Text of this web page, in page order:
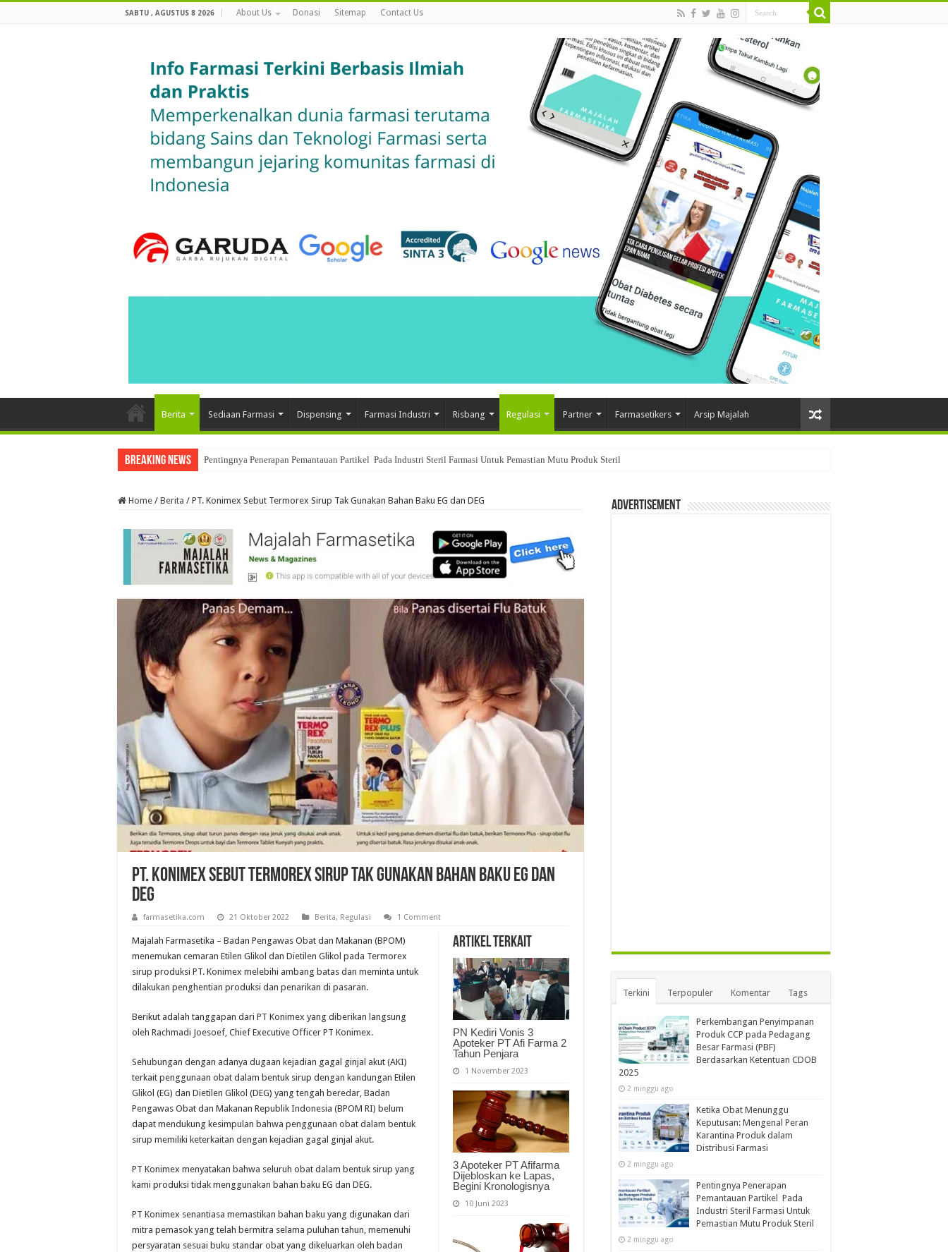
SABTU , AGUSTUS 8 2026 About Us Donasi Sitemap Contact Us
Berita Sediaan Farmasi Dispensing Farmasi Industri Risbang Regulasi Partner Farmasetikers Arsip Majalah
Breaking News Pentingnya Penerapan Pemantauan Partikel Pada Industri Steril Farmasi Untuk Pemastian Mutu Produk Steril
Penerapan Data Integrity Dalam Sistem Quality Control Di Industri Farmasi
Home / Berita / PT. Konimex Sebut Termorex Sirup Tak Gunakan Bahan Baku EG dan DEG
PT. Konimex Sebut Termorex Sirup Tak Gunakan Bahan Baku EG dan
DEG
farmasetika.com 21 Oktober 2022 Berita, Regulasi 1 Comment
Artikel Terkait
PN Kediri Vonis 3
Apoteker PT Afi Farma 2
Tahun Penjara
1 November 2023
3 Apoteker PT Afifarma
Dijebloskan ke Lapas,
Begini Kronologisnya
10 Juni 2023
Majalah Farmasetika – Badan Pengawas Obat dan Makanan (BPOM)
menemukan cemaran Etilen Glikol dan Dietilen Glikol pada Termorex
sirup produksi PT. Konimex melebihi ambang batas dan meminta untuk
dilakukan penghentian produksi dan penarikan di pasaran.
Berikut adalah tanggapan dari PT Konimex yang diberikan langsung
oleh Rachmadi Joesoef, Chief Executive Officer PT Konimex.
Sehubungan dengan adanya dugaan kejadian gagal ginjal akut (AKI)
terkait penggunaan obat dalam bentuk sirup dengan kandungan Etilen
Glikol (EG) dan Dietilen Glikol (DEG) yang tengah beredar, Badan
Pengawas Obat dan Makanan Republik Indonesia (BPOM RI) belum
dapat mendukung kesimpulan bahwa penggunaan obat dalam bentuk
sirup memiliki keterkaitan dengan kejadian gagal ginjal akut.
PT Konimex menyatakan bahwa seluruh obat dalam bentuk sirup yang
kami produksi tidak menggunakan bahan baku EG dan DEG.
PT Konimex senantiasa memastikan bahan baku yang digunakan dari
mitra pemasok yang telah bermitra selama puluhan tahun, memenuhi
persyaratan sesuai buku standar obat yang dikeluarkan oleh badan
Advertisement
Terkini Terpopuler Komentar Tags
Perkembangan Penyimpanan
Produk CCP pada Pedagang
Besar Farmasi (PBF)
Berdasarkan Ketentuan CDOB
2025
2 minggu ago
Ketika Obat Menunggu
Keputusan: Mengenal Peran
Karantina Produk dalam
Distribusi Farmasi
2 minggu ago
Pentingnya Penerapan
Pemantauan Partikel Pada
Industri Steril Farmasi Untuk
Pemastian Mutu Produk Steril
2 minggu ago